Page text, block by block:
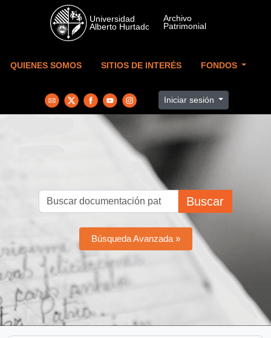
Skip to main content
QUIENES SOMOS SITIOS DE INTERÉS FONDOS
Iniciar sesión
Buscar
Búsqueda Avanzada »